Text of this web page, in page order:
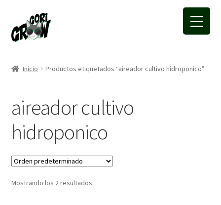
a
la
a
la
Inicio Productos etiquetados “aireador cultivo hidroponico”
aireador cultivo
hidroponico
Mostrando los 2 resultados